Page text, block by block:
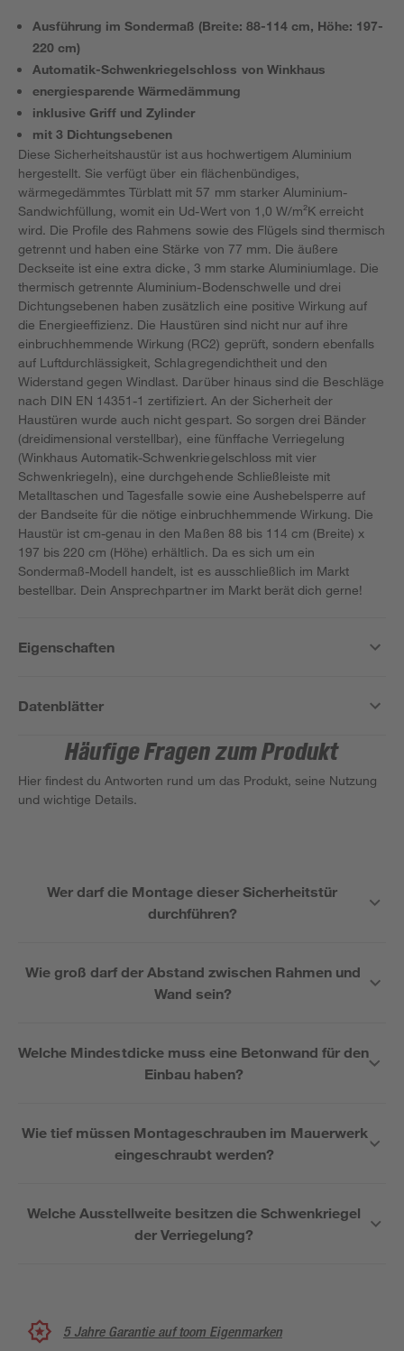
Ausführung im Sondermaß (Breite: 88-114 cm, Höhe: 197-
220 cm)
Automatik-Schwenkriegelschloss von Winkhaus
energiesparende Wärmedämmung
inklusive Griff und Zylinder
mit 3 Dichtungsebenen
Diese Sicherheitshaustür ist aus hochwertigem Aluminium
hergestellt. Sie verfügt über ein flächenbündiges,
wärmegedämmtes Türblatt mit 57 mm starker Aluminium-
Sandwichfüllung, womit ein Ud-Wert von 1,0 W/m²K erreicht
wird. Die Profile des Rahmens sowie des Flügels sind thermisch
getrennt und haben eine Stärke von 77 mm. Die äußere
Deckseite ist eine extra dicke, 3 mm starke Aluminiumlage. Die
thermisch getrennte Aluminium-Bodenschwelle und drei
Dichtungsebenen haben zusätzlich eine positive Wirkung auf
die Energieeffizienz. Die Haustüren sind nicht nur auf ihre
einbruchhemmende Wirkung (RC2) geprüft, sondern ebenfalls
auf Luftdurchlässigkeit, Schlagregendichtheit und den
Widerstand gegen Windlast. Darüber hinaus sind die Beschläge
nach DIN EN 14351-1 zertifiziert. An der Sicherheit der
Haustüren wurde auch nicht gespart. So sorgen drei Bänder
(dreidimensional verstellbar), eine fünffache Verriegelung
(Winkhaus Automatik-Schwenkriegelschloss mit vier
Schwenkriegeln), eine durchgehende Schließleiste mit
Metalltaschen und Tagesfalle sowie eine Aushebelsperre auf
der Bandseite für die nötige einbruchhemmende Wirkung. Die
Haustür ist cm-genau in den Maßen 88 bis 114 cm (Breite) x
197 bis 220 cm (Höhe) erhältlich. Da es sich um ein
Sondermaß-Modell handelt, ist es ausschließlich im Markt
bestellbar. Dein Ansprechpartner im Markt berät dich gerne!
Eigenschaften
Datenblätter
Häufige Fragen zum Produkt
Hier findest du Antworten rund um das Produkt, seine Nutzung
und wichtige Details.
Wer darf die Montage dieser Sicherheitstür
durchführen?
Wie groß darf der Abstand zwischen Rahmen und
Wand sein?
Welche Mindestdicke muss eine Betonwand für den
Einbau haben?
Wie tief müssen Montageschrauben im Mauerwerk
eingeschraubt werden?
Welche Ausstellweite besitzen die Schwenkriegel
der Verriegelung?
5 Jahre Garantie auf toom Eigenmarken